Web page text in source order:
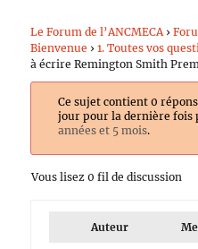
Le Forum de l’ANCMECA ›
Bienvenue › 1. Toutes vos
à écrire Remington Smith
Ce sujet contient 0
jour pour la dernière fois
années et 5 mois.
Vous lisez 0 fil de discussion
Auteur